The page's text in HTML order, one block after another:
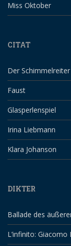
Miss Oktober
CITAT
Der Schimmelreiter
Faust
Glasperlenspiel
Irina Liebmann
Klara Johanson
DIKTER
Ballade des
L’infinito: Giacomo